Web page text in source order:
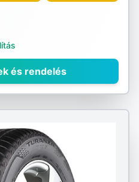
és rendelés